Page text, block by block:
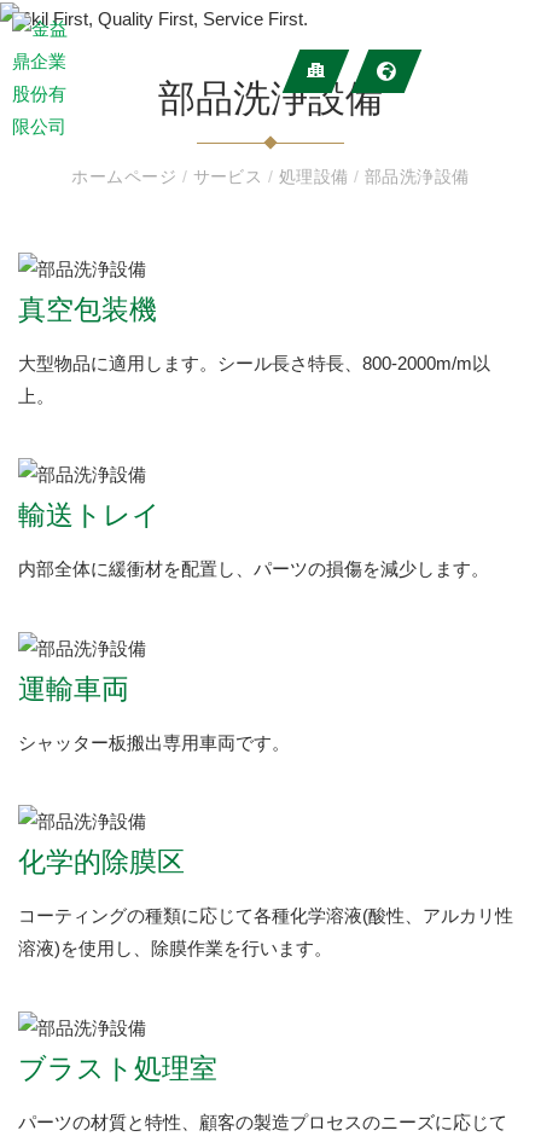
部品洗浄設備
ホームページ / サービス / 処理設備 / 部品洗浄設備
真空包装機
大型物品に適用します。シール長さ特長、800-2000m/m以
上。
輸送トレイ
内部全体に緩衝材を配置し、パーツの損傷を減少します。
運輸車両
シャッター板搬出専用車両です。
化学的除膜区
コーティングの種類に応じて各種化学溶液(酸性、アルカリ性
溶液)を使用し、除膜作業を行います。
ブラスト処理室
パーツの材質と特性、顧客の製造プロセスのニーズに応じて